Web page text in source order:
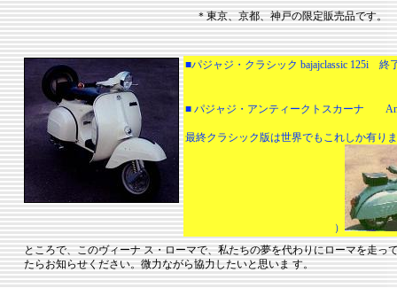
＊東京、京都、神戸の限定販売品です。
■パジャジ・クラシック bajajclassic 125i 終
■ パジャジ・アンティークトスカーナ
最終クラシック版は世界でもこれしか有り
）
ところで、このヴィーナ ス・ローマで、私たちの夢を代わりにローマを走っ
たらお知らせください。微力ながら協力したいと思いま す。